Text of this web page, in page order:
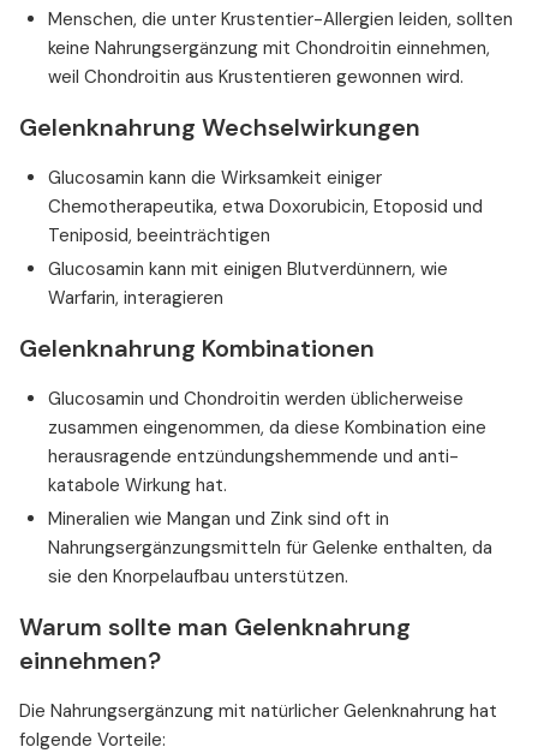
Menschen, die unter Krustentier-Allergien leiden, sollten
keine Nahrungsergänzung mit Chondroitin einnehmen,
weil Chondroitin aus Krustentieren gewonnen wird.
Gelenknahrung Wechselwirkungen
Glucosamin kann die Wirksamkeit einiger
Chemotherapeutika, etwa Doxorubicin, Etoposid und
Teniposid, beeinträchtigen
Glucosamin kann mit einigen Blutverdünnern, wie
Warfarin, interagieren
Gelenknahrung Kombinationen
Glucosamin und Chondroitin werden üblicherweise
zusammen eingenommen, da diese Kombination eine
herausragende entzündungshemmende und anti-
katabole Wirkung hat.
Mineralien wie Mangan und Zink sind oft in
Nahrungsergänzungsmitteln für Gelenke enthalten, da
sie den Knorpelaufbau unterstützen.
Warum sollte man Gelenknahrung
einnehmen?
Die Nahrungsergänzung mit natürlicher Gelenknahrung hat
folgende Vorteile: